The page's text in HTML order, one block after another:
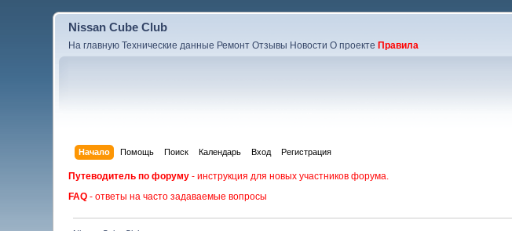
Nissan Cube Club
На главную Технические данные Ремонт Отзывы Новости О проекте Правила
Начало Помощь Поиск Календарь Вход Регистрация
Путеводитель по форуму - инструкция для новых участников форума.
FAQ - ответы на часто задаваемые вопросы